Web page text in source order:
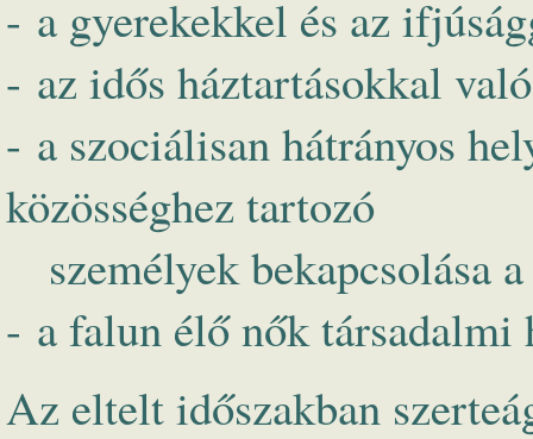
- a gyerekekkel és az
- az idős háztartásokkal
- a szociálisan hátrányos
közösséghez tartozó
személyek bekapcsolása
- a falun élő nők társadalmi
Az eltelt időszakban